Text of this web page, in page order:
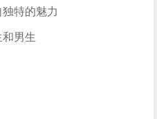
特的魅力
男生